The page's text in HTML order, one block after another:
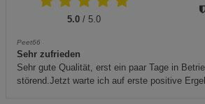
5.0 / 5.0
Peet66
Sehr zufrieden
Sehr gute Qualität, erst ein paar Tage in
störend.Jetzt warte ich auf erste positive